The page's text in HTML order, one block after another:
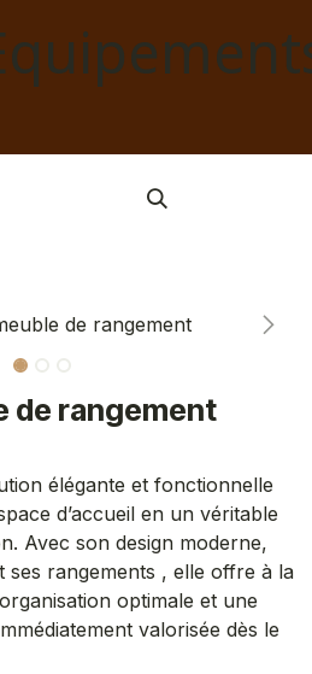
de rangement
élégante et fonctionnelle
d’accueil en un véritable
Avec son design moderne,
ses rangements , elle offre à la
optimale et une
valorisée dès le